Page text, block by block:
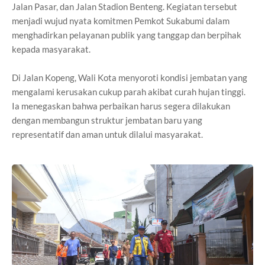
Jalan Pasar, dan Jalan Stadion Benteng. Kegiatan tersebut
menjadi wujud nyata komitmen Pemkot Sukabumi dalam
menghadirkan pelayanan publik yang tanggap dan berpihak
kepada masyarakat.
Di Jalan Kopeng, Wali Kota menyoroti kondisi jembatan yang
mengalami kerusakan cukup parah akibat curah hujan tinggi.
Ia menegaskan bahwa perbaikan harus segera dilakukan
dengan membangun struktur jembatan baru yang
representatif dan aman untuk dilalui masyarakat.